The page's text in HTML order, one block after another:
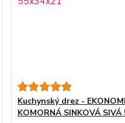
Kuchynský drez -
KOMORNÁ SINKOVÁ